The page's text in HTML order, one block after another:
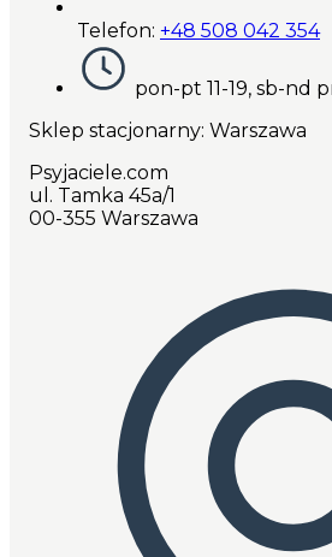
Telefon: +48 508 042 354
pon-pt 11-19, sb-nd
Sklep stacjonarny: Warszawa
Psyjaciele.com
ul. Tamka 45a/1
00-355 Warszawa